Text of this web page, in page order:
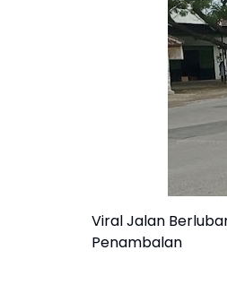
Viral Jalan
Penambalan